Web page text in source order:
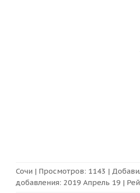
Сочи | Просмотров: 1143 |
добавления: 2019 Апрель 19 |